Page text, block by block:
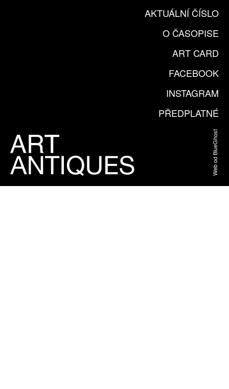
AKTUÁLNÍ ČÍSLO
O ČASOPISE
ART CARD
FACEBOOK
INSTAGRAM
PŘEDPLATNÉ
Web od BlueGhost